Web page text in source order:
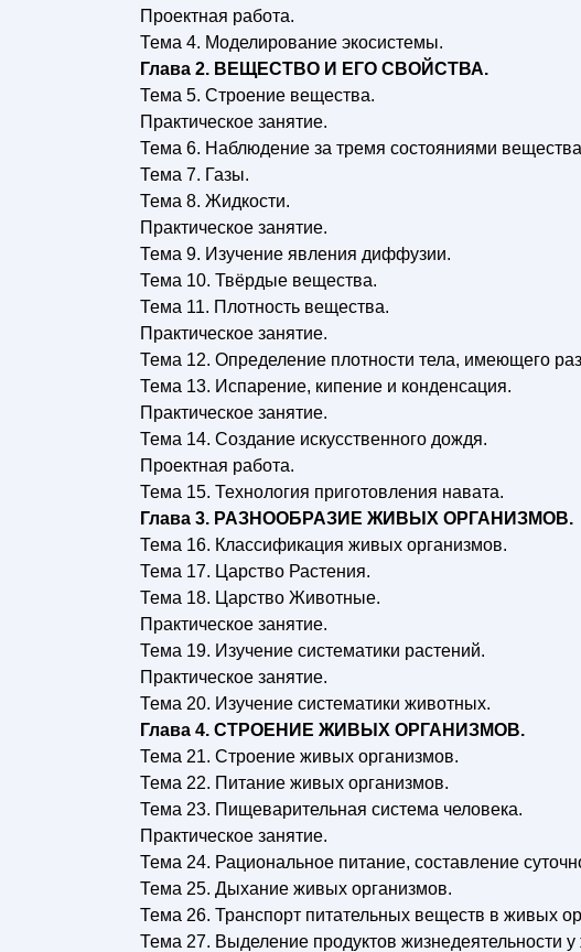
Проектная работа.
Тема 4. Моделирование экосистемы.
Глава 2. ВЕЩЕСТВО И ЕГО СВОЙСТВА.
Тема 5. Строение вещества.
Практическое занятие.
Тема 6. Наблюдение за тремя состояниями
Тема 7. Газы.
Тема 8. Жидкости.
Практическое занятие.
Тема 9. Изучение явления диффузии.
Тема 10. Твёрдые вещества.
Тема 11. Плотность вещества.
Практическое занятие.
Тема 12. Определение плотности тела, имеющего
Тема 13. Испарение, кипение и конденсация.
Практическое занятие.
Тема 14. Создание искусственного дождя.
Проектная работа.
Тема 15. Технология приготовления навата.
Глава 3. РАЗНООБРАЗИЕ ЖИВЫХ ОРГАНИЗМОВ.
Тема 16. Классификация живых организмов.
Тема 17. Царство Растения.
Тема 18. Царство Животные.
Практическое занятие.
Тема 19. Изучение систематики растений.
Практическое занятие.
Тема 20. Изучение систематики животных.
Глава 4. СТРОЕНИЕ ЖИВЫХ ОРГАНИЗМОВ.
Тема 21. Строение живых организмов.
Тема 22. Питание живых организмов.
Тема 23. Пищеварительная система человека.
Практическое занятие.
Тема 24. Рациональное питание, составление
Тема 25. Дыхание живых организмов.
Тема 26. Транспорт питательных веществ в живых
Тема 27. Выделение продуктов жизнедеятельности